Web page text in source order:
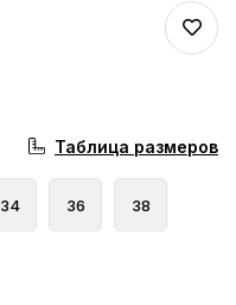
Таблица размеров
34 36 38